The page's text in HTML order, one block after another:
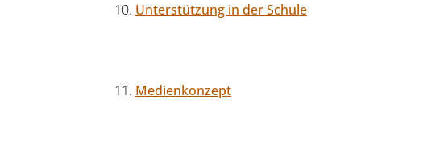
Unterstützung in der Schule
Medienkonzept